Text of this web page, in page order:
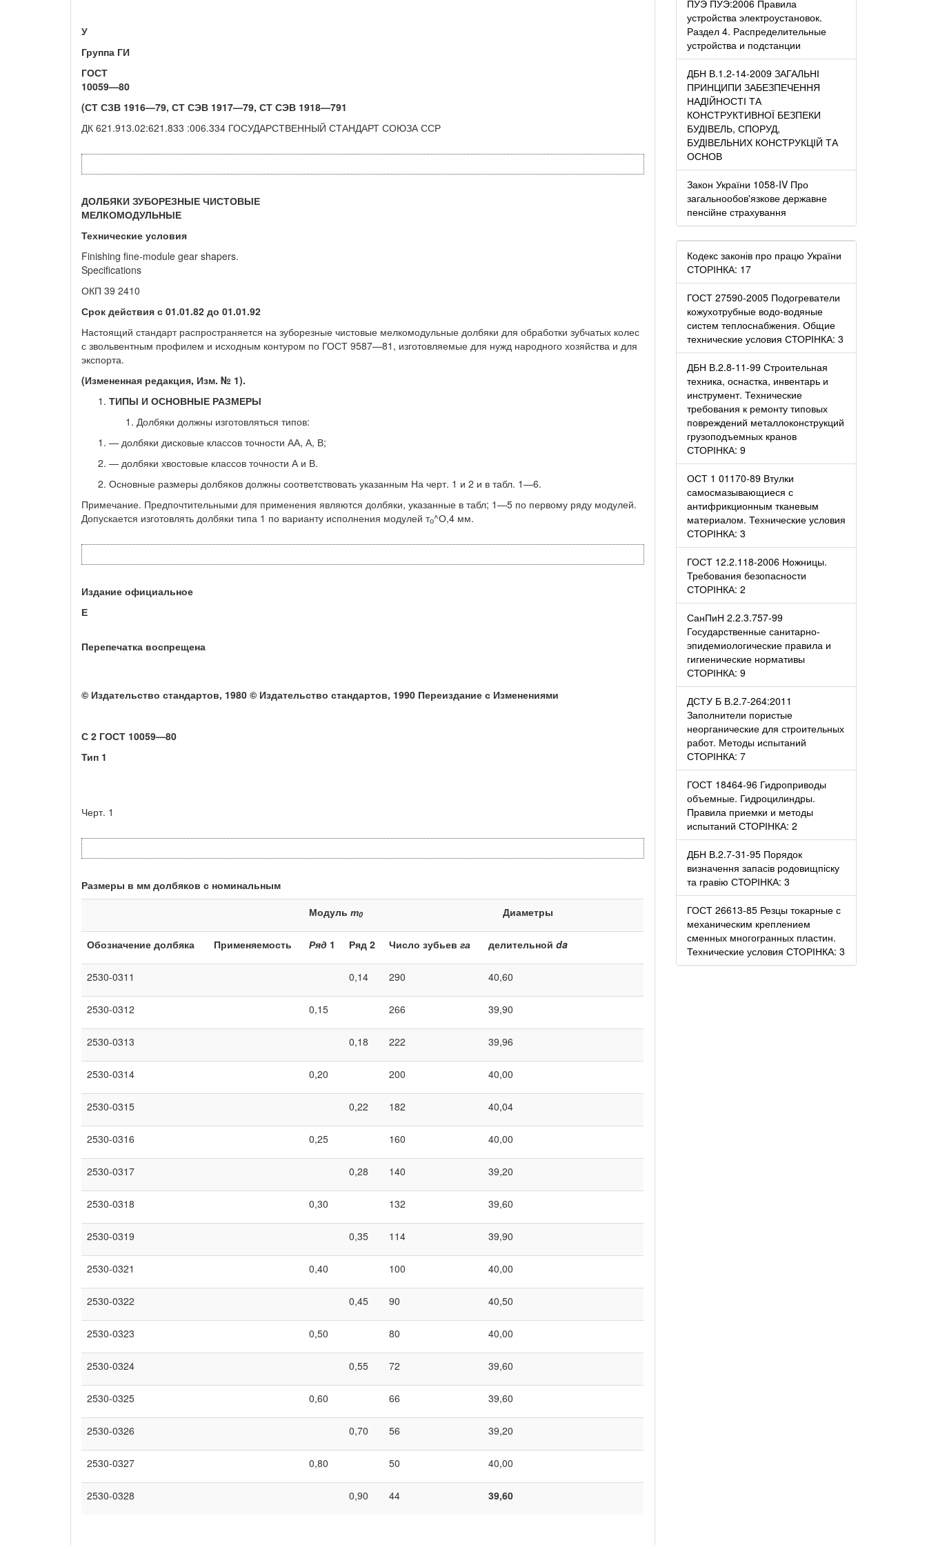
У
Группа ГИ
ГОСТ
10059—80
(СТ СЗВ 1916—79, СТ СЭВ 1917—79, СТ СЭВ 1918—791
ДК 621.913.02:621.833 :006.334 ГОСУДАРСТВЕННЫЙ СТАНДАРТ СОЮЗА ССР
ДОЛБЯКИ ЗУБОРЕЗНЫЕ ЧИСТОВЫЕ
МЕЛКОМОДУЛЬНЫЕ
Технические условия
Finishing fine-module gear shapers.
Specifications
ОКП 39 2410
Срок действия с 01.01.82 до 01.01.92
Настоящий стандарт распространяется на зуборезные чисто­вые мелкомодульные долбяки для обработки зубчатых колес
с звольвентным профилем и исходным контуром по ГОСТ 9587—81, изготовляемые для нужд народного хозяйства и для
экспорта.
(Измененная редакция, Изм. № 1).
ТИПЫ И ОСНОВНЫЕ РАЗМЕРЫ
Долбяки должны изготовляться типов:
— долбяки дисковые классов точности АА, А, В;
— долбяки хвостовые классов точности А и В.
Основные размеры долбяков должны соответствовать ука­занным На черт. 1 и 2 и в табл. 1—6.
Примечание. Предпочтительными для применения являются долбяки, указанные в табл; 1—5 по первому ряду модулей.
Допускается изготовлять дол­бяки типа 1 по варианту исполнения модулей то^О,4 мм.
Издание официальное
Е
Перепечатка воспрещена
© Издательство стандартов, 1980 © Издательство стандартов, 1990 Переиздание с Изменениями
С 2 ГОСТ 10059—80
Тип 1
Черт. 1
Размеры в мм долбяков с номинальным
Модуль т0 Диаметры
Обозначение долбяка Применяе­мость Ряд 1 Ряд 2 Число зубьев га делительной da
2530-0311 0,14 290 40,60
2530-0312 0,15 266 39,90
2530-0313 0,18 222 39,96
2530-0314 0,20 200 40,00
2530-0315 0,22 182 40,04
2530-0316 0,25 160 40,00
2530-0317 0,28 140 39,20
2530-0318 0,30 132 39,60
2530-0319 0,35 114 39,90
2530-0321 0,40 100 40,00
2530-0322 0,45 90 40,50
2530-0323 0,50 80 40,00
2530-0324 0,55 72 39,60
2530-0325 0,60 66 39,60
2530-0326 0,70 56 39,20
2530-0327 0,80 50 40,00
2530-0328 0,90 44 39,60
ПУЭ ПУЭ:2006 Правила
устройства электроустановок.
Раздел 4. Распределительные
устройства и подстанции
ДБН В.1.2-14-2009 ЗАГАЛЬНІ
ПРИНЦИПИ ЗАБЕЗПЕЧЕННЯ
НАДІЙНОСТІ ТА
КОНСТРУКТИВНОЇ БЕЗПЕКИ
БУДІВЕЛЬ, СПОРУД,
БУДІВЕЛЬНИХ КОНСТРУКЦІЙ ТА
ОСНОВ
Закон України 1058-IV Про
загальнообов'язкове державне
пенсійне страхування
Кодекс законів про працю України
СТОРІНКА: 17
ГОСТ 27590-2005 Подогреватели
кожухотрубные водо-водяные
систем теплоснабжения. Общие
технические условия СТОРІНКА: 3
ДБН В.2.8-11-99 Строительная
техника, оснастка, инвентарь и
инструмент. Технические
требования к ремонту типовых
повреждений металлоконструкций
грузоподъемных кранов
СТОРІНКА: 9
ОСТ 1 01170-89 Втулки
самосмазывающиеся с
антифрикционным тканевым
материалом. Технические условия
СТОРІНКА: 3
ГОСТ 12.2.118-2006 Ножницы.
Требования безопасности
СТОРІНКА: 2
СанПиН 2.2.3.757-99
Государственные санитарно-
эпидемиологические правила и
гигиенические нормативы
СТОРІНКА: 9
ДСТУ Б В.2.7-264:2011
Заполнители пористые
неорганические для строительных
работ. Методы испытаний
СТОРІНКА: 7
ГОСТ 18464-96 Гидроприводы
объемные. Гидроцилиндры.
Правила приемки и методы
испытаний СТОРІНКА: 2
ДБН В.2.7-31-95 Порядок
визначення запасів родовищпіску
та гравію СТОРІНКА: 3
ГОСТ 26613-85 Резцы токарные с
механическим креплением
сменных многогранных пластин.
Технические условия СТОРІНКА: 3